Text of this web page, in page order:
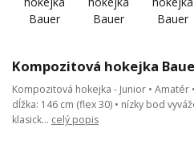
Kompozitová hokejka
Kompozitová hokejka - Junior • Amatér
dĺžka: 146 cm (flex 30) • nízky bod
klasick... celý popis